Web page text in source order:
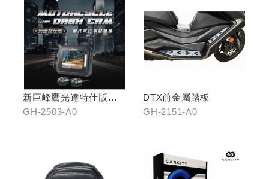
新巨峰鷹光達特仕版行
車紀錄器
GH-2503-A0
DTX前金屬踏板
GH-2151-A0